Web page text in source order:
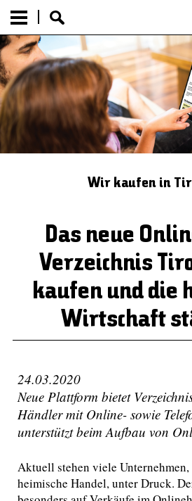
Wir kaufen in
Das neue
Verzeichnis
kaufen und die
Wirtschaft
24.03.2020
Neue Plattform bietet
Händler mit Online- sowie
unterstützt beim Aufbau von
Aktuell stehen viele
heimische Handel, unter Druck.